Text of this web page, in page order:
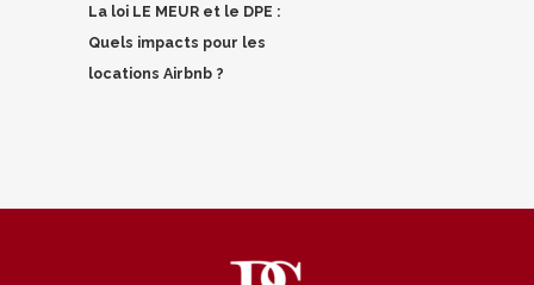
La loi LE MEUR et le DPE :
Quels impacts pour les
locations Airbnb ?